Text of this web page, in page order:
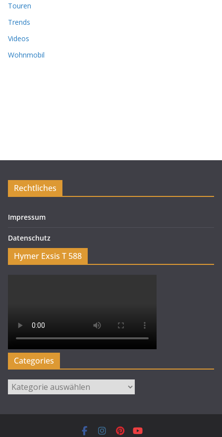
Touren
Trends
Videos
Wohnmobil
Rechtliches
Impressum
Datenschutz
Hymer Exsis T 588
Categories
Categories